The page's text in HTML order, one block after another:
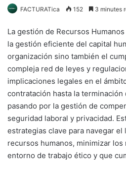
FACTURATica 152 3 minutes
La gestión de Recursos
la gestión eficiente del capital
organización sino también el
compleja red de leyes y
implicaciones legales en el
contratación hasta la terminación
pasando por la gestión de
seguridad laboral y privacidad.
estrategias clave para navegar el
recursos humanos, minimizar
entorno de trabajo ético y que